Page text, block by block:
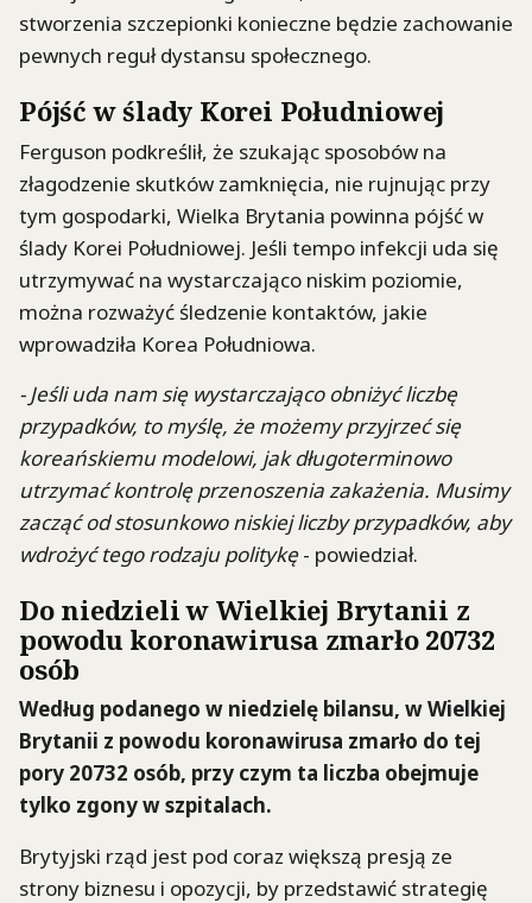
stworzenia szczepionki konieczne będzie zachowanie
pewnych reguł dystansu społecznego.
Pójść w ślady Korei Południowej
Ferguson podkreślił, że szukając sposobów na
złagodzenie skutków zamknięcia, nie rujnując przy
tym gospodarki, Wielka Brytania powinna pójść w
ślady Korei Południowej. Jeśli tempo infekcji uda się
utrzymywać na wystarczająco niskim poziomie,
można rozważyć śledzenie kontaktów, jakie
wprowadziła Korea Południowa.
- Jeśli uda nam się wystarczająco obniżyć liczbę
przypadków, to myślę, że możemy przyjrzeć się
koreańskiemu modelowi, jak długoterminowo
utrzymać kontrolę przenoszenia zakażenia. Musimy
zacząć od stosunkowo niskiej liczby przypadków, aby
wdrożyć tego rodzaju politykę- powiedział.
Do niedzieli w Wielkiej Brytanii z
powodu koronawirusa zmarło 20732
osób
Według podanego w niedzielę bilansu, w Wielkiej
Brytanii z powodu koronawirusa zmarło do tej
pory 20732 osób, przy czym ta liczba obejmuje
tylko zgony w szpitalach.
Brytyjski rząd jest pod coraz większą presją ze
strony biznesu i opozycji, by przedstawić strategię